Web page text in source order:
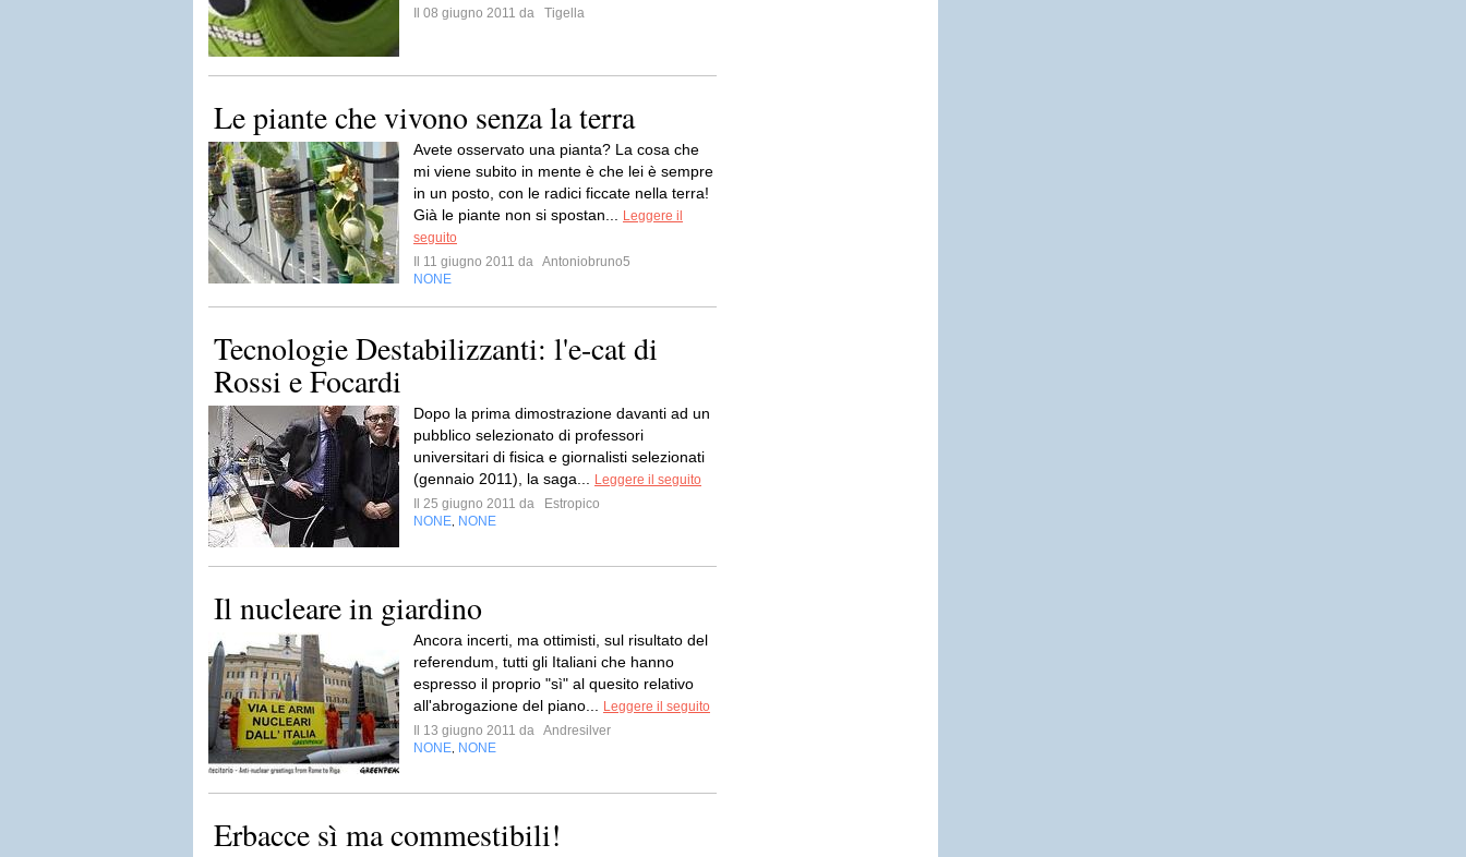
Il 08 giugno 2011 da
Tigella
Le piante che vivono senza la terra
Avete osservato una pianta? La cosa che
mi viene subito in mente è che lei è sempre
in un posto, con le radici ficcate nella terra!
Già le piante non si spostan...
Leggere il
seguito
Il 11 giugno 2011 da Antoniobruno5
NONE
Tecnologie Destabilizzanti: l'e-cat di
Rossi e Focardi
Dopo la prima dimostrazione davanti ad un
pubblico selezionato di professori
universitari di fisica e giornalisti selezionati
(gennaio 2011), la saga...
Leggere il seguito
Il 25 giugno 2011 da
Estropico
NONE NONE
Il nucleare in giardino
Ancora incerti, ma ottimisti, sul risultato del
referendum, tutti gli Italiani che hanno
espresso il proprio "sì" al quesito relativo
all'abrogazione del piano...
Leggere il seguito
Il 13 giugno 2011 da Andresilver
NONE NONE
Erbacce sì ma commestibili!